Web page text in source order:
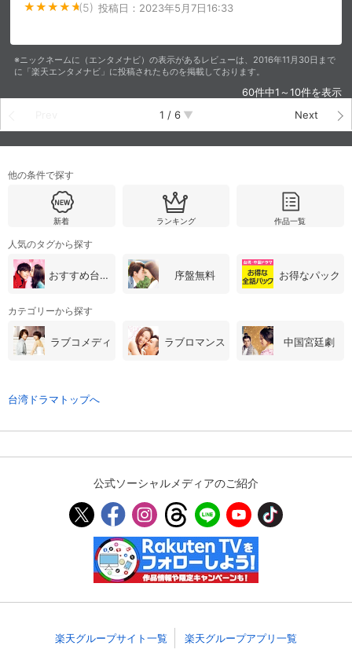
(5) 投稿日： 2023年5月7日16:33
※ニックネームに（エンタメナビ）の表示があるレビューは、2016年11月30日まで
に「楽天エンタメナビ」に投稿されたものを掲載しております。
60件中1～10件を表示
1 / 6 Next
他の条件で探す
新着 ランキング 作品一覧
人気のタグから探す
おすすめ台湾・中国ドラマ 序盤無料 お得なパック
カテゴリーから探す
ラブコメディ ラブロマンス 中国宮廷劇
台湾ドラマトップへ
公式ソーシャルメディアのご紹介
楽天グループサイト一覧 楽天グループアプリ一覧